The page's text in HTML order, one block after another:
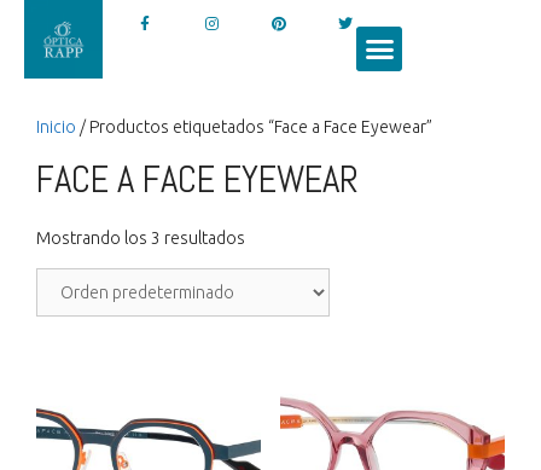
Inicio / Productos etiquetados “Face a Face Eyewear”
FACE A FACE EYEWEAR
Mostrando los 3 resultados